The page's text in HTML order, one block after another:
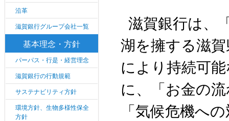
沿革
滋賀銀行グループ会社一覧
基本理念・方針
パーパス・行是・経営理念
滋賀銀行の行動規範
サステナビリティ方針
環境方針、生物多様性保全
方針
滋賀銀行は、
湖を擁する滋
により持続可
に、「お金の
「気候危機へ